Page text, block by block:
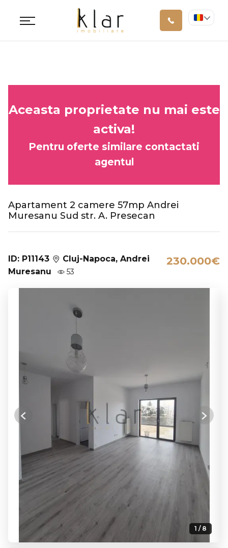
Aceasta proprietate nu mai este
activa!
Pentru oferte similare contactati
agentul
Apartament 2 camere 57mp Andrei
Muresanu Sud str. A. Presecan
ID: P11143
Cluj-Napoca, Andrei
Muresanu
53
230.000€
1 / 8
Previous Next